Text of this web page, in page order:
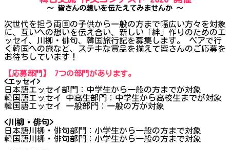
～ 皆さんの想いを伝たえてみませんか ～
次世代を担う両国の子供から一般の方まで幅広い方々を対象
に、互いへの想いを伝え合い、新しい「絆」作りのためのエ
ッセイ、川柳・俳句、韓国旅行記を募集します。 ペアで行
く韓国への旅など、ステキな賞品を揃えて皆さんのご応募を
お待ちしています！
【応募部門】 7つの部門があります。
<エッセイ>
日本語エッセイ部門：中学生から一般の方までが対象
韓国語エッセイ 中高生部門：中学生から高校生までが対象
韓国語エッセイ 一般部門：一般の方が対象
<川柳・俳句>
日本語川柳・俳句部門：小学生から一般の方まで対象
韓国語川柳・俳句部門：小学生から一般の方まで対象